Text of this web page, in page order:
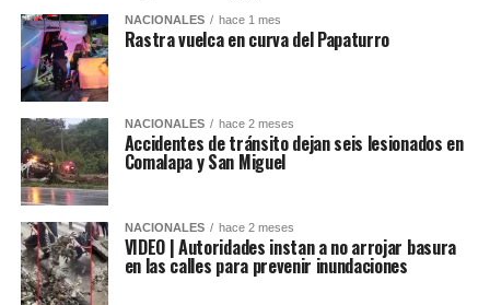
NACIONALES hace 1 mes
Rastra vuelca en curva del Papaturro
NACIONALES hace 2 meses
Accidentes de tránsito dejan seis lesionados en
Comalapa y San Miguel
NACIONALES hace 2 meses
VIDEO | Autoridades instan a no arrojar basura
en las calles para prevenir inundaciones